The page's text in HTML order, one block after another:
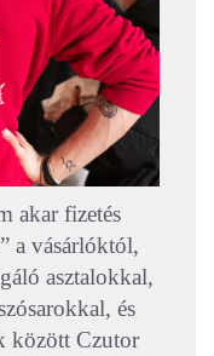
akar fizetés
a vásárlóktól,
asztalokkal,
és
között Czutor